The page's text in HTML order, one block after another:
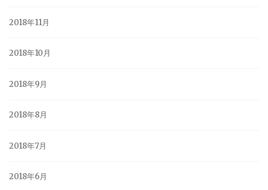
2018年11月
2018年10月
2018年9月
2018年8月
2018年7月
2018年6月